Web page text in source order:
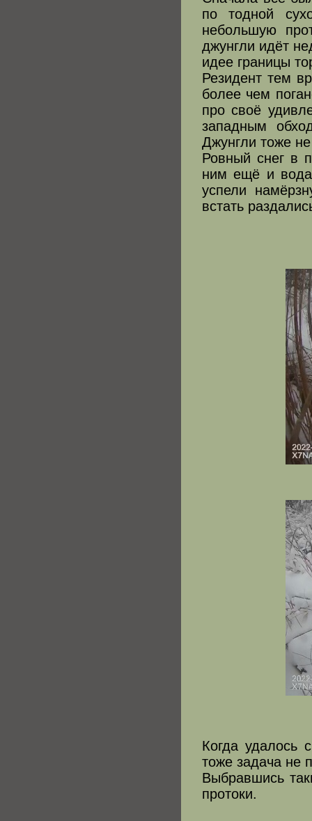
по тодной
небольшую
джунгли идёт
идее границы
Резидент тем
более чем
про своё
западным
Джунгли тоже
Ровный снег в
ним ещё и вода
успели
встать
Когда удалось
тоже задача не
Выбравшись
протоки.